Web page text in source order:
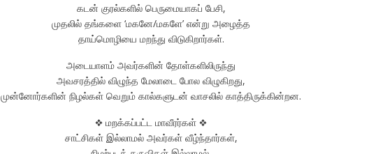
கடன் குரல்களில் பெருமையாகப் பேசி,
முதலில் தங்களை ‘மகனே/மகளே’ என்று அழைத்த
தாய்மொழியை மறந்து விடுகிறார்கள்.
அடையாளம் அவர்களின் தோள்களிலிருந்து
அவசரத்தில் விழுந்த மேலாடை போல விழுகிறது,
முன்னோர்களின் நிழல்கள் வெறும் கால்களுடன் வாசலில் காத்திருக்கின்றன.
❖ மறக்கப்பட்ட மாவீரர்கள் ❖
சாட்சிகள் இல்லாமல் அவர்கள் வீழ்ந்தார்கள்,